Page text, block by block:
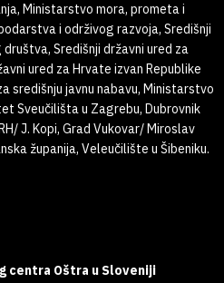
Ministarstvo mora, prometa i
i održivog razvoja, Središnji
Središnji državni ured za
ured za Hrvate izvan Republike
središnju javnu nabavu, Ministarstvo
Sveučilišta u Zagrebu, Dubrovnik
J. Kopi, Grad Vukovar/ Miroslav
županija, Veleučilište u Šibeniku.
centra Oštra u Sloveniji